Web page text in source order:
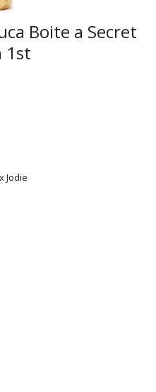
Boite a Secret
1st
Jodie